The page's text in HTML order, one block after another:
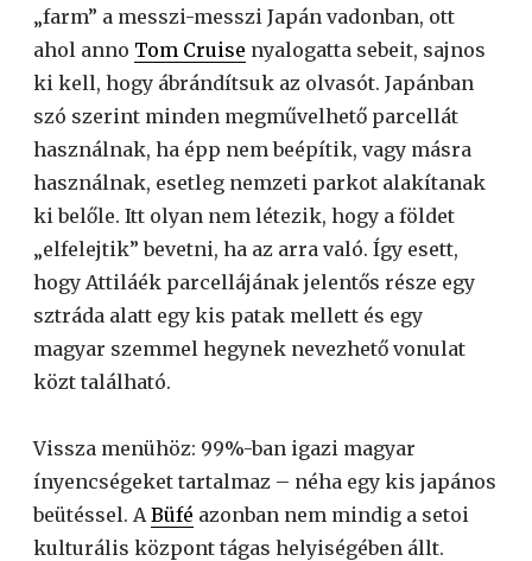
„farm” a messzi-messzi Japán vadonban, ott
ahol anno Tom Cruise nyalogatta sebeit, sajnos
ki kell, hogy ábrándítsuk az olvasót. Japánban
szó szerint minden megművelhető parcellát
használnak, ha épp nem beépítik, vagy másra
használnak, esetleg nemzeti parkot alakítanak
ki belőle. Itt olyan nem létezik, hogy a földet
„elfelejtik” bevetni, ha az arra való. Így esett,
hogy Attiláék parcellájának jelentős része egy
sztráda alatt egy kis patak mellett és egy
magyar szemmel hegynek nevezhető vonulat
közt található.
Vissza menühöz: 99%-ban igazi magyar
ínyencségeket tartalmaz – néha egy kis japános
beütéssel. A Büfé azonban nem mindig a setoi
kult​urális központ tágas helyiségében állt.